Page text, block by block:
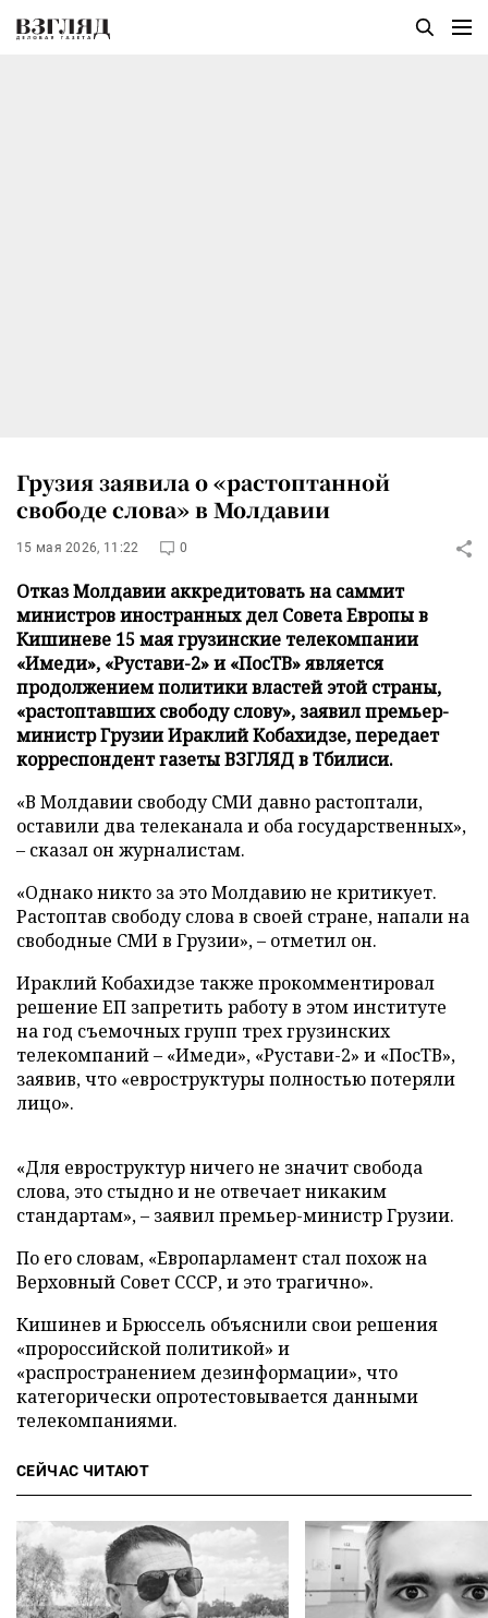
Грузия заявила о «растоптанной
свободе слова» в Молдавии
15 мая 2026, 11:22 0
Отказ Молдавии аккредитовать на саммит
министров иностранных дел Совета Европы в
Кишиневе 15 мая грузинские телекомпании
«Имеди», «Рустави-2» и «ПосТВ» является
продолжением политики властей этой страны,
«растоптавших свободу слову», заявил премьер-
министр Грузии Ираклий Кобахидзе, передает
корреспондент газеты ВЗГЛЯД в Тбилиси.
«В Молдавии свободу СМИ давно растоптали,
оставили два телеканала и оба государственных»,
– сказал он журналистам.
«Однако никто за это Молдавию не критикует.
Растоптав свободу слова в своей стране, напали на
свободные СМИ в Грузии», – отметил он.
Ираклий Кобахидзе также прокомментировал
решение ЕП запретить работу в этом институте
на год съемочных групп трех грузинских
телекомпаний – «Имеди», «Рустави-2» и «ПосТВ»,
заявив, что «евроструктуры полностью потеряли
лицо».
«Для евроструктур ничего не значит свобода
слова, это стыдно и не отвечает никаким
стандартам», – заявил премьер-министр Грузии.
По его словам, «Европарламент стал похож на
Верховный Совет СССР, и это трагично».
Кишинев и Брюссель объяснили свои решения
«пророссийской политикой» и
«распространением дезинформации», что
категорически опротестовывается данными
телекомпаниями.
СЕЙЧАС ЧИТАЮТ